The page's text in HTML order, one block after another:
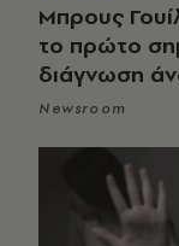
Μπρους
το πρώτο
διάγνωση
Newsroom